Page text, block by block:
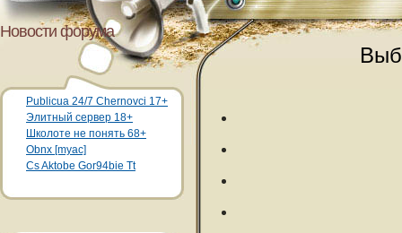
Новости форума
Publicua 24/7 Chernovci 17+
Элитный сервер 18+
Школоте не понять 68+
Obnx [myac]
Cs Aktobe Gor94bie Tt